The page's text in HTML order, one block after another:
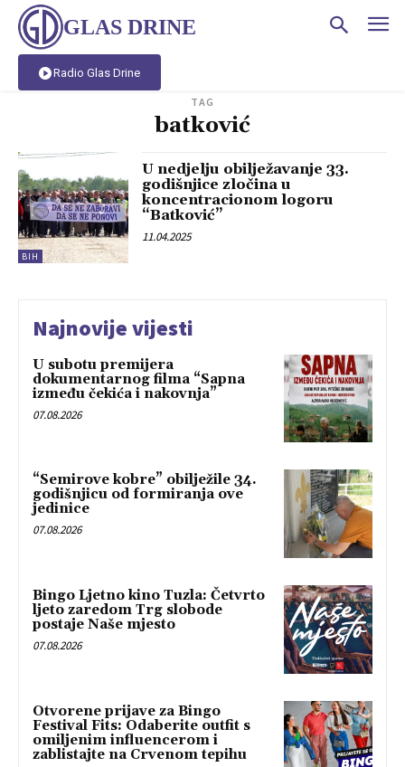
GLAS DRINE
Radio Glas Drine
TAG
batković
BIH
U nedjelju obilježavanje 33.
godišnjice zločina u
koncentracionom logoru
“Batković”
11.04.2025
Najnovije vijesti
U subotu premijera
dokumentarnog filma “Sapna
između čekića i nakovnja”
07.08.2026
“Semirove kobre” obilježile 34.
godišnjicu od formiranja ove
jedinice
07.08.2026
Bingo Ljetno kino Tuzla: Četvrto
ljeto zaredom Trg slobode
postaje Naše mjesto
07.08.2026
Otvorene prijave za Bingo
Festival Fits: Odaberite outfit s
omiljenim influencerom i
zablistajte na Crvenom tepihu